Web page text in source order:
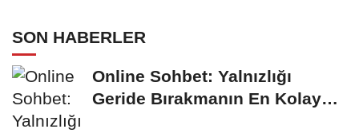
SON HABERLER
Online Sohbet: Yalnızlığı
Geride Bırakmanın En Kolay